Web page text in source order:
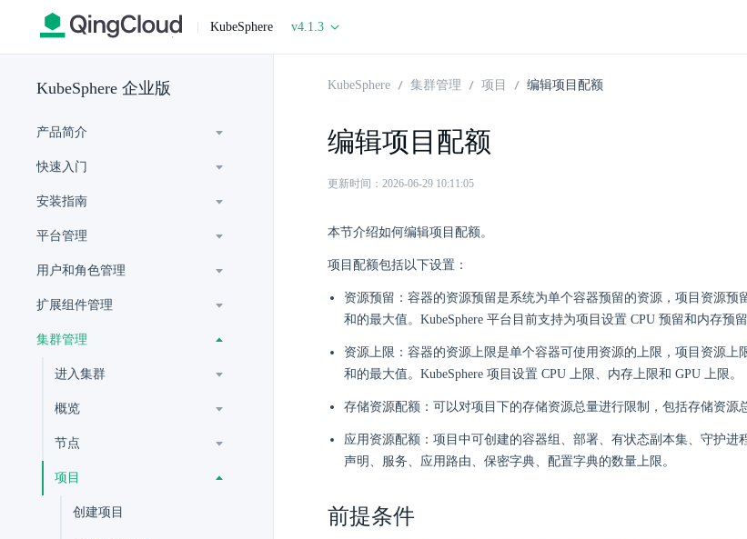
| KubeSphere v4.1.3
KubeSphere 企业版
产品简介
快速入门
安装指南
平台管理
用户和角色管理
扩展组件管理
集群管理
进入集群
概览
节点
项目
创建项目
KubeSphere 集群管理 项目 编辑项目配额
编辑项目配额
更新时间：2026-06-29 10:11:05
本节介绍如何编辑项目配额。
项目配额包括以下设置：
资源预留：容器的资源预留是系统为单个容器预留的资源，项目资源预
和的最大值。KubeSphere 平台目前支持为项目设置 CPU 预留和内存预留
资源上限：容器的资源上限是单个容器可使用资源的上限，项目资源上
和的最大值。KubeSphere 项目设置 CPU 上限、内存上限和 GPU 上限。
存储资源配额：可以对项目下的存储资源总量进行限制，包括存储资源
应用资源配额：项目中可创建的容器组、部署、有状态副本集、守护进
声明、服务、应用路由、保密字典、配置字典的数量上限。
前提条件